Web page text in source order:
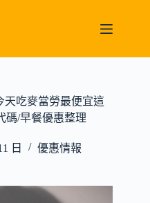
天吃麥當勞最便宜這
碼/早餐優惠整理
日 優惠情報